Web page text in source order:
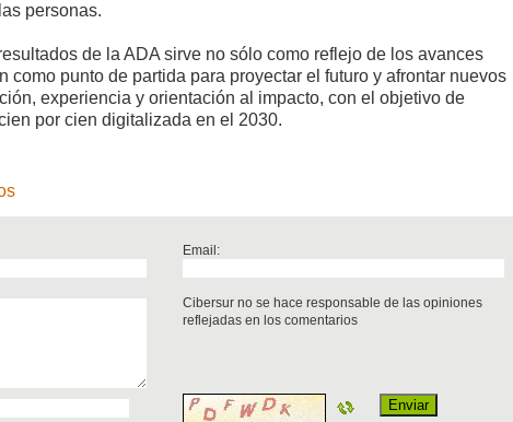
personas.
de la ADA sirve no sólo como reflejo de los avances
como punto de partida para proyectar el futuro y afrontar nuevos
experiencia y orientación al impacto, con el objetivo de
por cien digitalizada en el 2030.
Email:
Cibersur no se hace responsable de las opiniones
reflejadas en los comentarios